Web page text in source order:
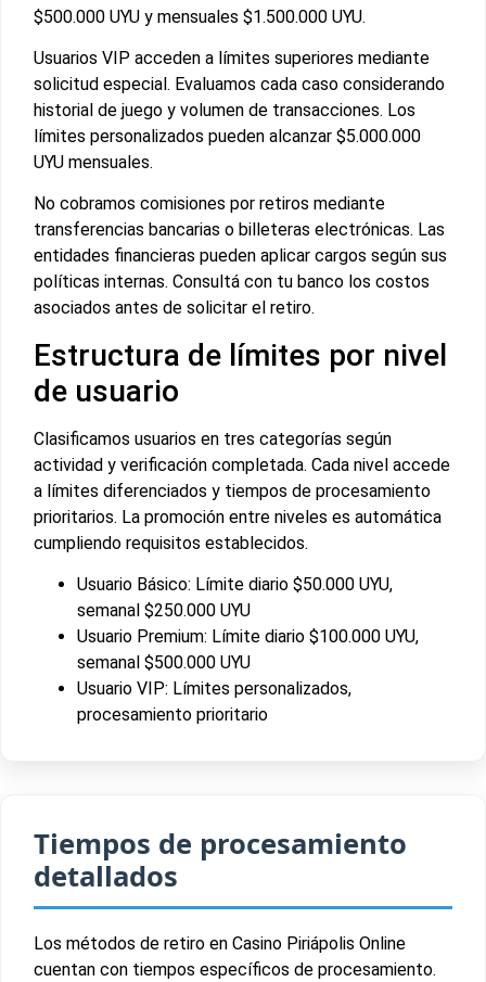
$500.000 UYU y mensuales $1.500.000 UYU.
Usuarios VIP acceden a límites superiores mediante
solicitud especial. Evaluamos cada caso considerando
historial de juego y volumen de transacciones. Los
límites personalizados pueden alcanzar $5.000.000
UYU mensuales.
No cobramos comisiones por retiros mediante
transferencias bancarias o billeteras electrónicas. Las
entidades financieras pueden aplicar cargos según sus
políticas internas. Consultá con tu banco los costos
asociados antes de solicitar el retiro.
Estructura de límites por nivel
de usuario
Clasificamos usuarios en tres categorías según
actividad y verificación completada. Cada nivel accede
a límites diferenciados y tiempos de procesamiento
prioritarios. La promoción entre niveles es automática
cumpliendo requisitos establecidos.
Usuario Básico: Límite diario $50.000 UYU,
semanal $250.000 UYU
Usuario Premium: Límite diario $100.000 UYU,
semanal $500.000 UYU
Usuario VIP: Límites personalizados,
procesamiento prioritario
Tiempos de procesamiento
detallados
Los métodos de retiro en Casino Piriápolis Online
cuentan con tiempos específicos de procesamiento.